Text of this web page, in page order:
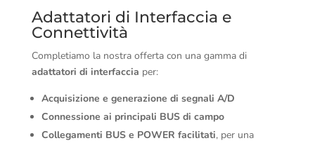
Adattatori di Interfaccia e
Connettività
Completiamo la nostra offerta con una gamma di
adattatori di interfaccia per:
Acquisizione e generazione di segnali A/D
Connessione ai principali BUS di campo
Collegamenti BUS e POWER facilitati, per una